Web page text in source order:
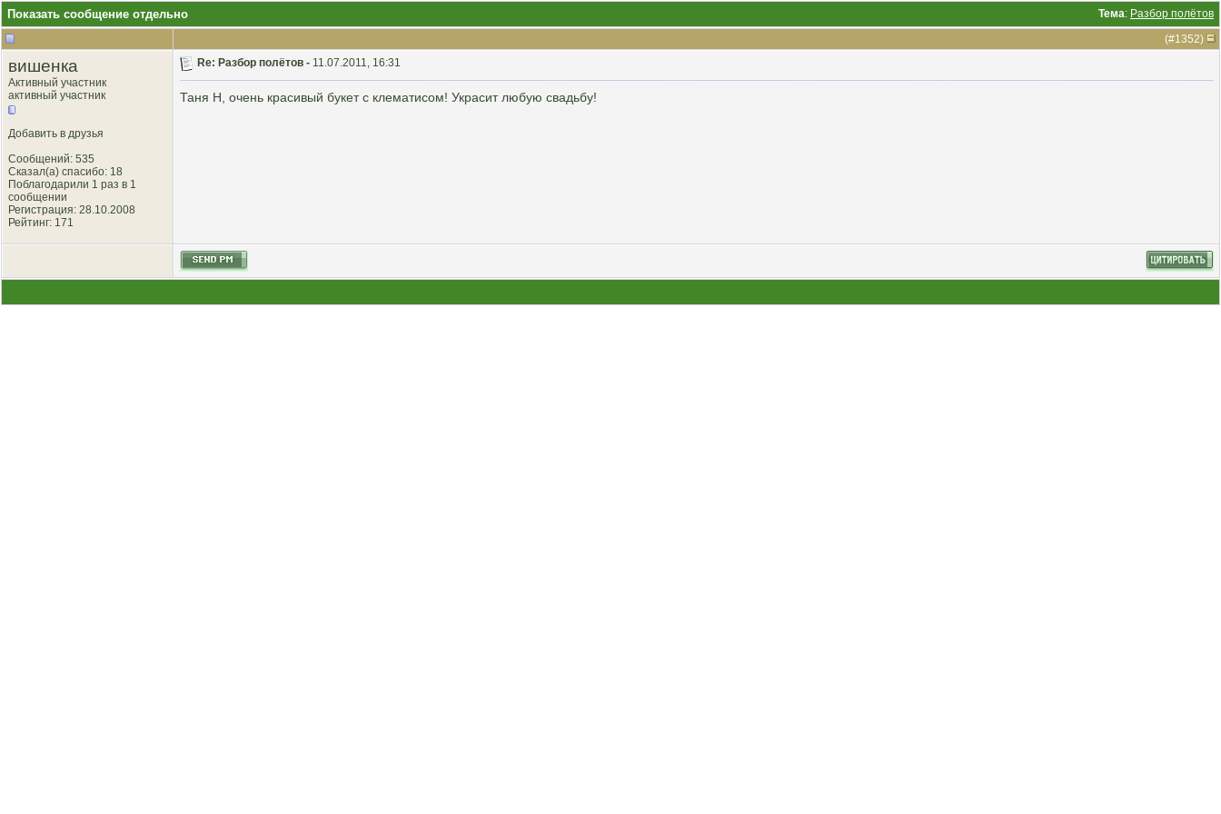
Тема: Разбор полётов
Показать сообщение отдельно
(#1352)
вишенка
Активный участник
активный участник
Добавить в друзья
Сообщений: 535
Сказал(а) спасибо: 18
Поблагодарили 1 раз в 1
сообщении
Регистрация: 28.10.2008
Рейтинг: 171
Re: Разбор полётов - 11.07.2011, 16:31
Таня Н, очень красивый букет с клематисом! Украсит любую свадьбу!